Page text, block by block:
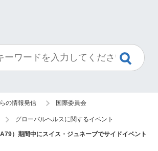
の情報発信 国際委員会
グローバルヘルスに関するイベント
）期間中にスイス・ジュネーブでサイドイベント